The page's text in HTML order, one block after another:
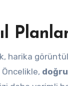
doğru